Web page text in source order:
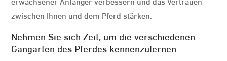
zwischen Ihnen und dem Pferd stärken.
Nehmen Sie sich Zeit, um die verschiedenen
Gangarten des Pferdes kennenzulernen.